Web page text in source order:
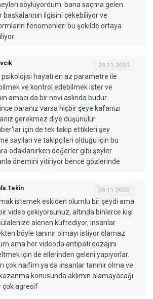
söylüyordum. bana saçma gelen
başkalarının ilgisini çekebiliyor ve
fenomenleri bu şekilde ortaya
29.11.2020
hayatı en az parametre ile
ve kontrol edebilmek ister ve
amacı da bir nevi aslında budur.
paranız varsa hiçbir şeye kafanızı
gerekmez diye düşünülür.
için de tek takip ettikleri şey
sayıları ve takipçileri olduğu için bu
odaklanırken değerler gibi şeyler
önemini yitiriyor bence gözlerinde
29.11.2020
istemek eskiden olumlu bir şeydi ama
video çekiyorsunuz, altında binlerce kişi
alenen küfrediyor, insanlar
böyle tanınır olmayı istiyor olamaz
ama her videoda antipati dozajını
için de ellerinden geleni yapıyorlar.
çok naifim ya da insanlar tanınır olma ve
konusunda aklımın alamayacağı
çok agresif